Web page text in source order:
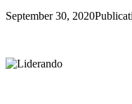
September 30, 2020